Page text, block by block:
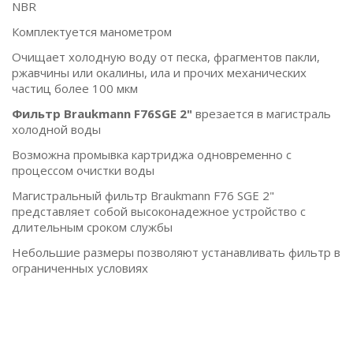
NBR
Комплектуется манометром
Очищает холодную воду от песка, фрагментов пакли,
ржавчины или окалины, ила и прочих механических
частиц более 100 мкм
Фильтр Braukmann F76SGE 2" врезается в магистраль
холодной воды
Возможна промывка картриджа одновременно с
процессом очистки воды
Магистральный фильтр Braukmann F76 SGE 2"
представляет собой высоконадежное устройство с
длительным сроком службы
Небольшие размеры позволяют устанавливать фильтр в
ограниченных условиях